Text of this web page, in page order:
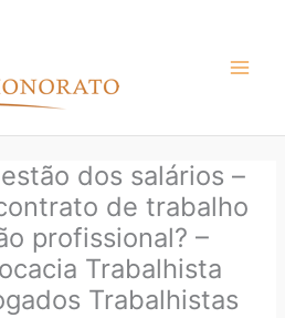
dos salários –
de trabalho
profissional? –
Trabalhista
Trabalhistas